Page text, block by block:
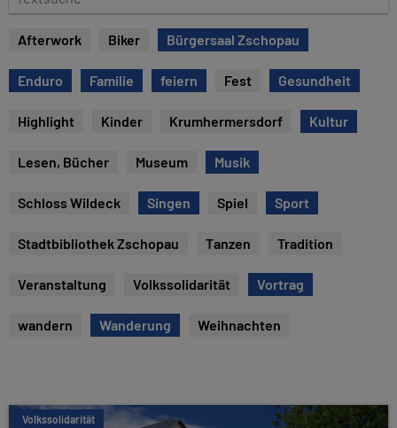
e
s
u
Afterwork Biker Bürgersaal Zschopau
Enduro Familie feiern Fest Gesundheit
Highlight Kinder Krumhermersdorf Kultur
Lesen, Bücher Museum Musik
Schloss Wildeck Singen Spiel Sport
Stadtbibliothek Zschopau Tanzen Tradition
Veranstaltung Volkssolidarität Vortrag
wandern Wanderung Weihnachten
Volkssolidarität